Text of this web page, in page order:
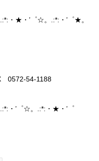
・★・’゜☆。.:*:・’゜★。
54-1188
・’゜☆。.:*:・★・’゜